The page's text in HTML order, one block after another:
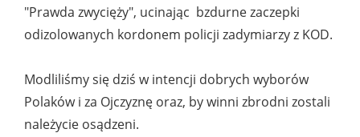
"Prawda zwycięży", ucinając bzdurne zaczepki
odizolowanych kordonem policji zadymiarzy z KOD.
Modliliśmy się dziś w intencji dobrych wyborów
Polaków i za Ojczyznę oraz, by winni zbrodni zostali
należycie osądzeni.